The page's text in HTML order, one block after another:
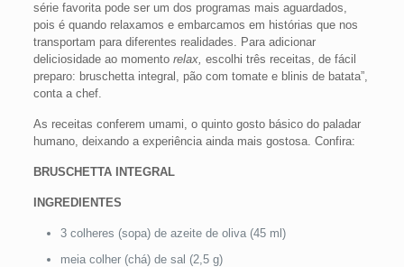
série favorita pode ser um dos programas mais aguardados,
pois é quando relaxamos e embarcamos em histórias que nos
transportam para diferentes realidades. Para adicionar
deliciosidade ao momento relax, escolhi três receitas, de fácil
preparo: bruschetta integral, pão com tomate e blinis de batata”,
conta a chef.
As receitas conferem umami, o quinto gosto básico do paladar
humano, deixando a experiência ainda mais gostosa. Confira:
BRUSCHETTA INTEGRAL
INGREDIENTES
3 colheres (sopa) de azeite de oliva (45 ml)
meia colher (chá) de sal (2,5 g)